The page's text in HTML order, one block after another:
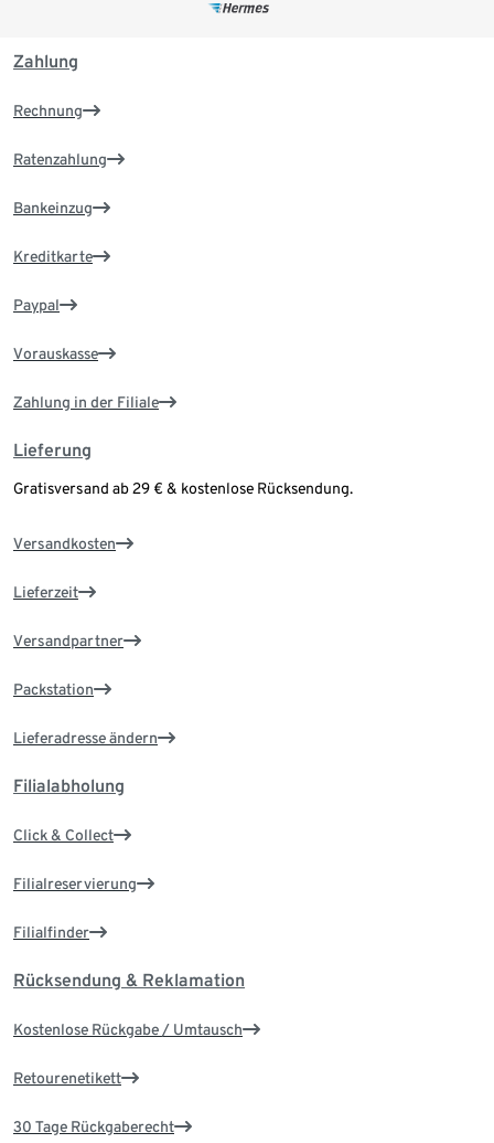
Zahlung
Rechnung
Ratenzahlung
Bankeinzug
Kreditkarte
Paypal
Vorauskasse
Zahlung in der Filiale
Lieferung
Gratisversand ab 29 € & kostenlose Rücksendung.
Versandkosten
Lieferzeit
Versandpartner
Packstation
Lieferadresse ändern
Filialabholung
Click & Collect
Filialreservierung
Filialfinder
Rücksendung & Reklamation
Kostenlose Rückgabe / Umtausch
Retourenetikett
30 Tage Rückgaberecht